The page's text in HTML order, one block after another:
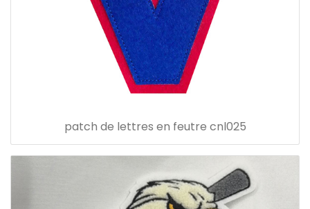
patch de lettres en feutre cnl025